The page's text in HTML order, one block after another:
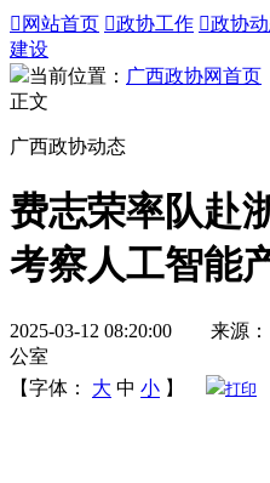
 网站首页 政协工作 政协
建设
当前位置： 广西政协网首页
正文
广西政协动态
费志荣率队赴
考察人工智能
2025-03-12 08:20:00 来源
公室
【字体：
大 中 小 】 打印